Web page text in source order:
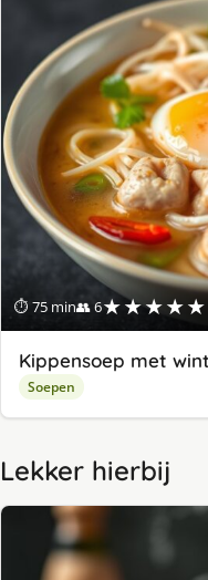
⏱ 75 min👥 6★★★★★
Kippensoep met
Soepen
Lekker hierbij